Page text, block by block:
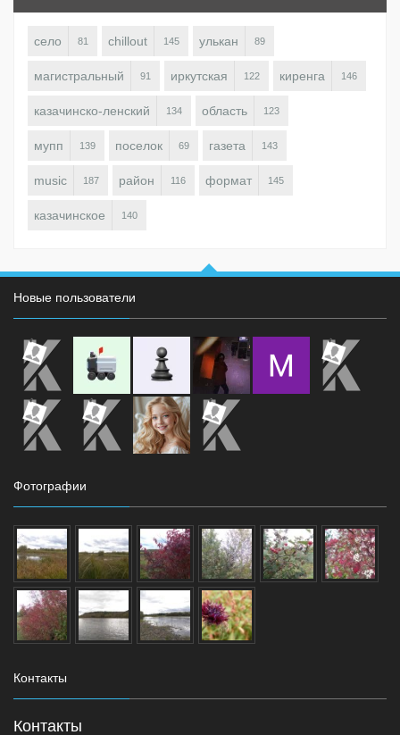
село 81 chillout 145 улькан 89
магистральный 91 иркутская 122 киренга 146
казачинско-ленский 134 область 123
мупп 139 поселок 69 газета 143
music 187 район 116 формат 145
казачинское 140
Новые пользователи
Фотографии
Контакты
Контакты